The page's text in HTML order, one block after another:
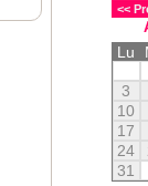
<<
Lu
3
10
17
24
31